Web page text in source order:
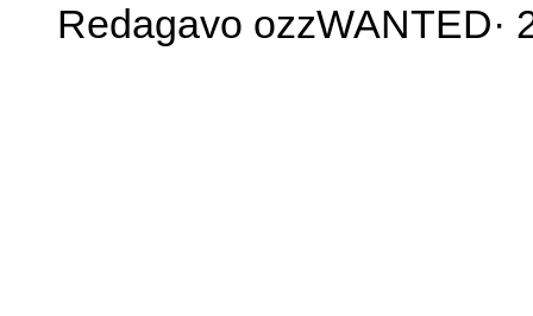
Redagavo ozzWANTED·